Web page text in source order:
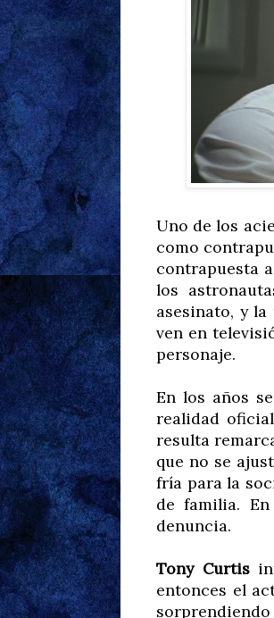
Uno de los
como
contrapuesta
los
asesinato, y
ven en
personaje.
En los años
realidad
resulta
que no se
fría para la
de familia.
denuncia.
Tony Curtis
entonces el